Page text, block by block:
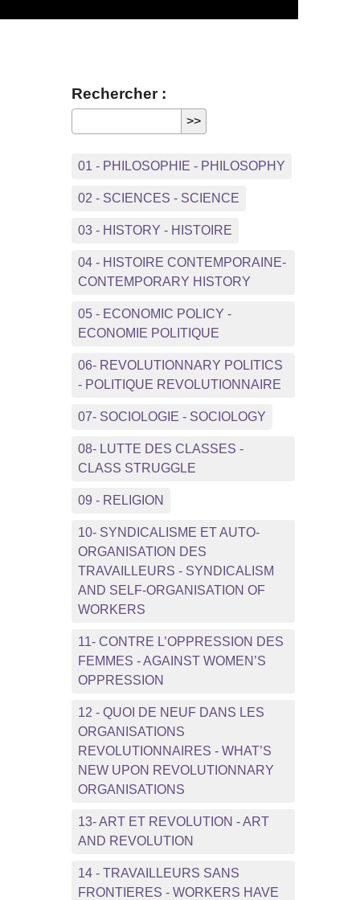
Rechercher :
01 - PHILOSOPHIE - PHILOSOPHY
02 - SCIENCES - SCIENCE
03 - HISTORY - HISTOIRE
04 - HISTOIRE CONTEMPORAINE-
CONTEMPORARY HISTORY
05 - ECONOMIC POLICY -
ECONOMIE POLITIQUE
06- REVOLUTIONNARY POLITICS
- POLITIQUE REVOLUTIONNAIRE
07- SOCIOLOGIE - SOCIOLOGY
08- LUTTE DES CLASSES -
CLASS STRUGGLE
09 - RELIGION
10- SYNDICALISME ET AUTO-
ORGANISATION DES
TRAVAILLEURS - SYNDICALISM
AND SELF-ORGANISATION OF
WORKERS
11- CONTRE L’OPPRESSION DES
FEMMES - AGAINST WOMEN’S
OPPRESSION
12 - QUOI DE NEUF DANS LES
ORGANISATIONS
REVOLUTIONNAIRES - WHAT’S
NEW UPON REVOLUTIONNARY
ORGANISATIONS
13- ART ET REVOLUTION - ART
AND REVOLUTION
14 - TRAVAILLEURS SANS
FRONTIERES - WORKERS HAVE